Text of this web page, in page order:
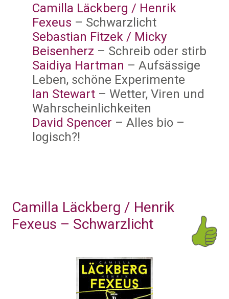
Camilla Läckberg / Henrik
Fexeus – Schwarzlicht
Sebastian Fitzek / Micky
Beisenherz – Schreib oder stirb
Saidiya Hartman – Aufsässige
Leben, schöne Experimente
Ian Stewart – Wetter, Viren und
Wahrscheinlichkeiten
David Spencer – Alles bio –
logisch?!
Camilla Läckberg / Henrik
Fexeus – Schwarzlicht